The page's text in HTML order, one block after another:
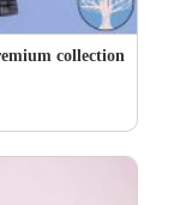
collection